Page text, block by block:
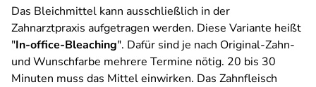
Das Bleichmittel kann ausschließlich in der
Zahnarztpraxis aufgetragen werden. Diese Variante heißt
"In-office-Bleaching". Dafür sind je nach Original-Zahn-
und Wunschfarbe mehrere Termine nötig. 20 bis 30
Minuten muss das Mittel einwirken. Das Zahnfleisch